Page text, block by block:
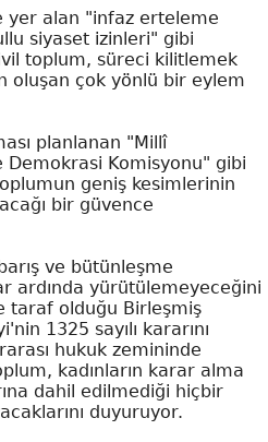
yer alan "infaz erteleme
siyaset izinleri" gibi
toplum, süreci kilitlemek
oluşan çok yönlü bir eylem
planlanan "Millî
Demokrasi Komisyonu" gibi
geniş kesimlerinin
bir güvence
ve bütünleşme
ardında yürütülemeyeceğini
taraf olduğu Birleşmiş
1325 sayılı kararını
hukuk zemininde
kadınların karar alma
dahil edilmediği hiçbir
duyuruyor.